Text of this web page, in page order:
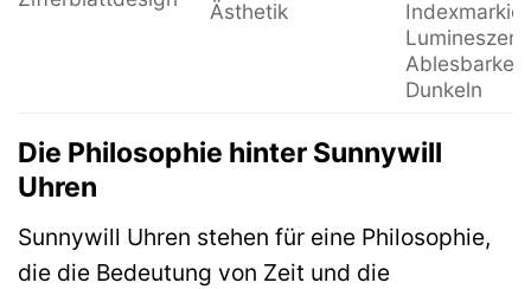
Ästhetik
Ablesbarkeit
Dunkeln
Die Philosophie hinter Sunnywill
Uhren
Sunnywill Uhren stehen für eine Philosophie,
die die Bedeutung von Zeit und die